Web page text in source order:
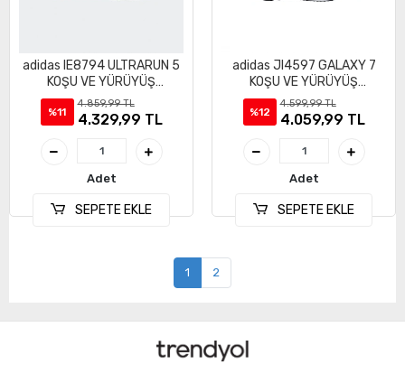
adidas IE8794 ULTRARUN 5
KOŞU VE YÜRÜYÜŞ
AYAKKABI
%11
4.859,99 TL
4.329,99 TL
Adet
SEPETE EKLE
adidas JI4597 GALAXY 7
KOŞU VE YÜRÜYÜŞ
AYAKKABI
%12
4.599,99 TL
4.059,99 TL
Adet
SEPETE EKLE
1 2